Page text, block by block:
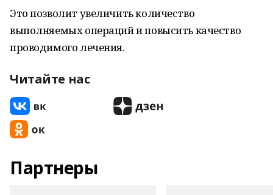
Это позволит увеличить количество
выполняемых операций и повысить качество
проводимого лечения.
Читайте нас
Партнеры